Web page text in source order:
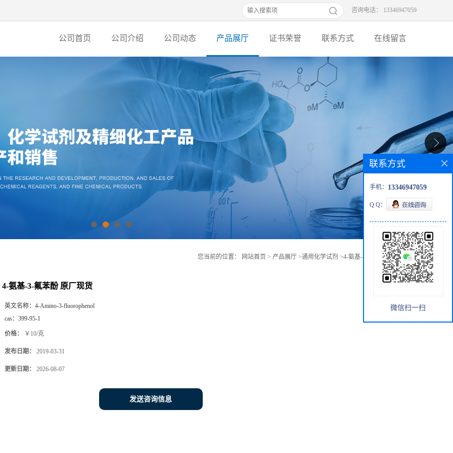
咨询电话： 13346947059
公司首页 公司介绍 公司动态 产品展厅 证书荣誉 联系方式 在线留言
您当前的位置： 网站首页 > 产品展厅 >通用化学试剂 >4-氨基-3-氟苯酚 原厂现货
4-氨基-3-氟苯酚 原厂现货
英文名称： 4-Amino-3-fluorophenol
cas： 399-95-1
价格： ￥10/克
发布日期： 2019-03-31
更新日期： 2026-08-07
发送咨询信息
联系方式
手机： 13346947059
Q Q：
微信扫一扫